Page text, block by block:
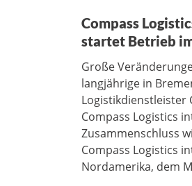
Compass
startet Betrieb
Große
langjährige in
Logistikdienstleister
Compass Logistics
Zusammenschluss
Compass Logistics
Nordamerika, dem